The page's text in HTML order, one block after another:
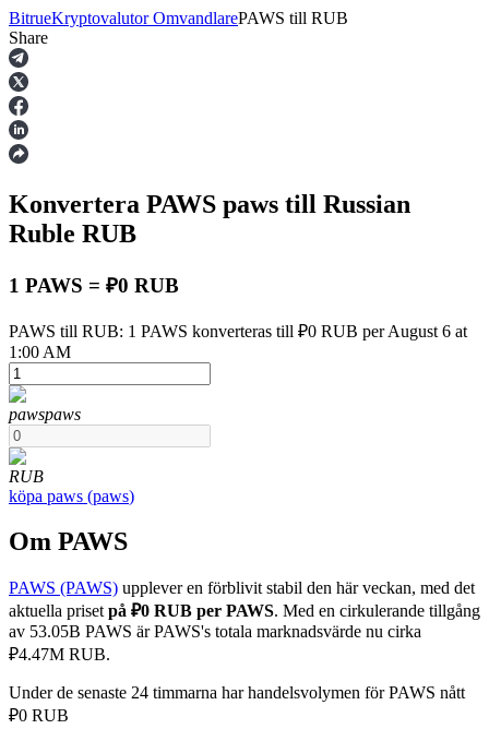
Terminer
USDT Futures
Futures med USDT som säkerhet
COIN-M Futures
Futures för kryptovaluta
TradFi
BitrueKryptovalutor OmvandlarePAWS till RUB
Share
Konvertera PAWS paws till Russian
Ruble RUB
1 PAWS = ₽0 RUB
PAWS till RUB: 1 PAWS konverteras till ₽0 RUB per August 6 at
1:00 AM
pawspaws
RUB
köpa paws (paws)
Om PAWS
PAWS (PAWS) upplever en förblivit stabil den här veckan, med det
aktuella priset på ₽0 RUB per PAWS. Med en cirkulerande tillgång
av 53.05B PAWS är PAWS's totala marknadsvärde nu cirka
₽4.47M RUB.
Under de senaste 24 timmarna har handelsvolymen för PAWS nått
₽0 RUB